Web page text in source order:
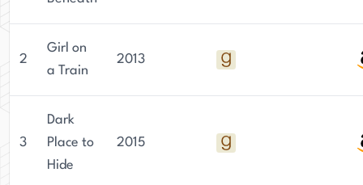
2
Girl on
a Train
2013
3
Dark
Place to
Hide
2015